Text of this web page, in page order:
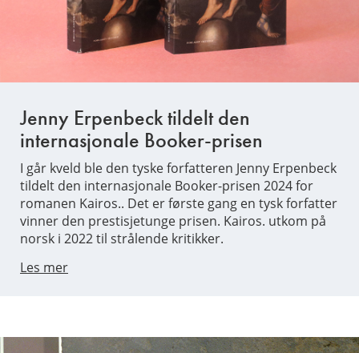
Jenny Erpenbeck tildelt den
internasjonale Booker-prisen
I går kveld ble den tyske forfatteren Jenny Erpenbeck
tildelt den internasjonale Booker-prisen 2024 for
romanen Kairos.. Det er første gang en tysk forfatter
vinner den prestisjetunge prisen. Kairos. utkom på
norsk i 2022 til strålende kritikker.
Les mer